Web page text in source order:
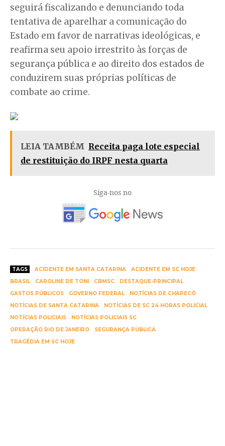
seguirá fiscalizando e denunciando toda
tentativa de aparelhar a comunicação do
Estado em favor de narrativas ideológicas, e
reafirma seu apoio irrestrito às forças de
segurança pública e ao direito dos estados de
conduzirem suas próprias políticas de
combate ao crime.
LEIA TAMBÉM Receita paga lote especial
de restituição do IRPF nesta quarta
Siga-nos no
TAGS ACIDENTE EM SANTA CATARINA
ACIDENTE EM SC HOJE
BRASIL
CAROLINE DE TONI CBMSC
DESTAQUE-PRINCIPAL
GASTOS PÚBLICOS
GOVERNO FEDERAL
NOTÍCIAS DE CHAPECÓ
NOTÍCIAS DE SANTA CATARINA
NOTÍCIAS DE SC 24 HORAS POLICIAL
NOTÍCIAS POLICIAIS
NOTÍCIAS POLICIAIS SC
OPERAÇÃO RIO DE JANEIRO
SEGURANÇA PÚBLICA
TRAGÉDIA EM SC HOJE